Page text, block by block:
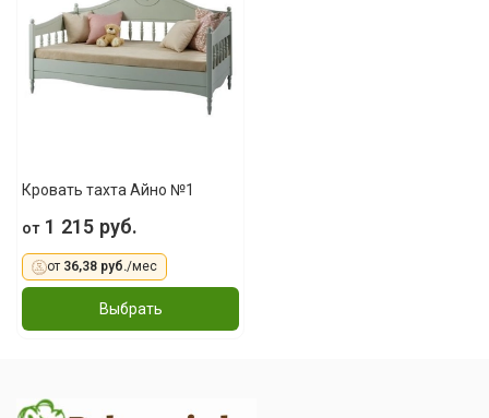
Кровать тахта Айно №1
от1 215 руб.
от 36,38 руб./мес
Выбрать